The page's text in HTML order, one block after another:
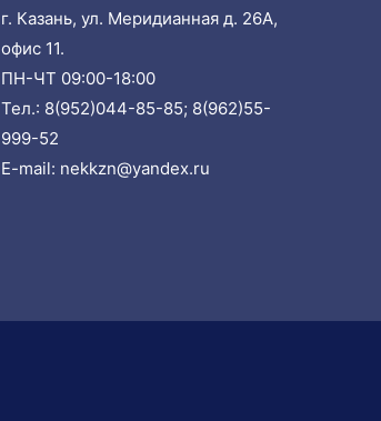
г. Казань, ул. Меридианная д. 26А,
офис 11.
ПН-ЧТ 09:00-18:00
Тел.: 8(952)044-85-85; 8(962)55-
999-52
E-mail: nekkzn@yandex.ru